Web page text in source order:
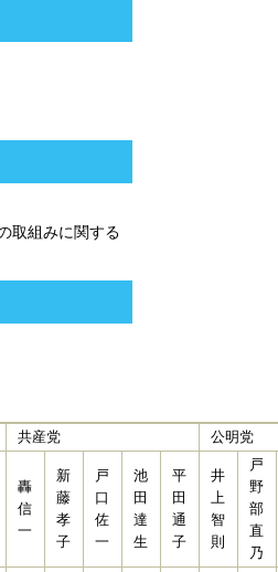
取組みに関する
共産党 公明党
轟
信
一
新
藤
孝
子
戸
口
佐
一
池
田
達
生
平
田
通
子
井
上
智
則
戸
野
部
直
乃